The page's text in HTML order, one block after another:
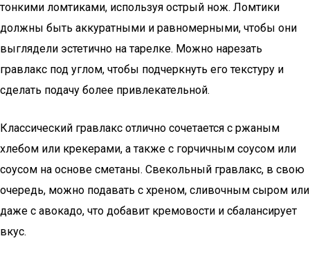
тонкими ломтиками, используя острый нож. Ломтики
должны быть аккуратными и равномерными, чтобы они
выглядели эстетично на тарелке. Можно нарезать
гравлакс под углом, чтобы подчеркнуть его текстуру и
сделать подачу более привлекательной.
Классический гравлакс отлично сочетается с ржаным
хлебом или крекерами, а также с горчичным соусом или
соусом на основе сметаны. Свекольный гравлакс, в свою
очередь, можно подавать с хреном, сливочным сыром или
даже с авокадо, что добавит кремовости и сбалансирует
вкус.